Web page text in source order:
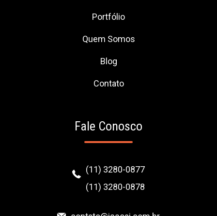
Portfólio
Quem Somos
Blog
Contato
Fale Conosco
(11) 3280-0877
(11) 3280-0878